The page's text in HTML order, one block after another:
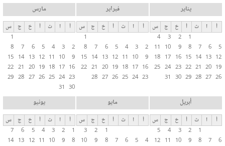
ب
ا
ت
ا
ل
أ
س
ا
س
ي
ة
يناير
أ ا ث أ خ ج
س
1
2
3
4
5
6
7
8
9
10
11
12
13
14
15
16
17
18
19
20
21
22
23
24
25
26
27
28
29
30
31
فبراير
أ ا ث أ خ ج
س
1
2
3
4
5
6
7
8
9
10
11
12
13
14
15
16
17
18
19
20
21
22
23
24
25
26
27
28
مارس
أ ا ث أ خ ج
س
1
2
3
4
5
6
7
8
9
10
11
12
13
14
15
16
17
18
19
20
21
22
23
24
25
26
27
28
29
30
31
أبريل
أ ا ث أ خ ج
س
1
2
3
4
5
6
7
8
9
10
11
12
مايو
أ ا ث أ خ ج
س
1
2
3
4
5
6
7
8
9
10
يونيو
أ ا ث أ خ ج
س
1
2
3
4
5
6
7
8
9
10
11
12
13
14